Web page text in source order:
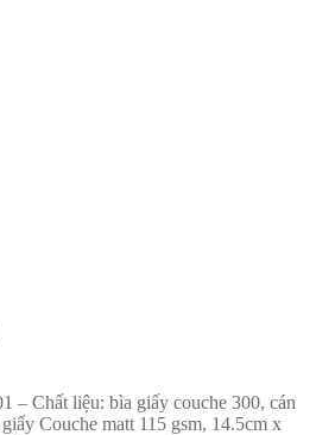
– Chất liệu: bìa giấy couche 300, cán
Couche matt 115 gsm, 14.5cm x